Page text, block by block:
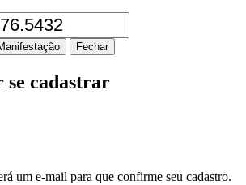
Fechar
se cadastrar
um e-mail para que confirme seu cadastro.